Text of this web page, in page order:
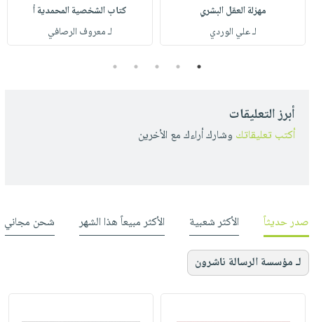
مهزلة العقل البشري
لـ علي الوردي
كتاب الشخصية المحمدية أ
لـ معروف الرصافي
1
2
3
4
5
أبرز التعليقات
أكتب تعليقاتك وشارك أراءك مع الأخرين
صدر حديثاً الأكثر شعبية الأكثر مبيعاً هذا الشهر شحن مجاني
لـ مؤسسة الرسالة ناشرون